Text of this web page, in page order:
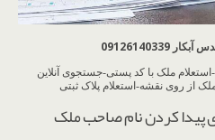
ملک با کد پستی-جستجوی آنلاین
از روی نقشه-استعلام پلاک ثبتی
کردن نام صاحب ملک